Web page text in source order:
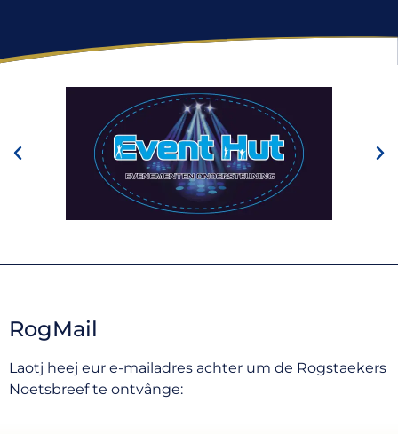
RogMail
Laotj heej eur e-mailadres achter um de Rogstaekers
Noetsbreef te ontvânge: